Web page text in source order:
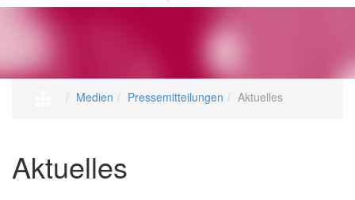
Medien Pressemitteilungen Aktuelles
Aktuelles